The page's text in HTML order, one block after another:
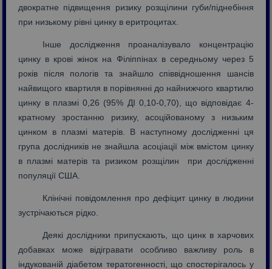
двократне підвищення ризику розщілини губи/піднебіння
при низькому рівні цинку в еритроцитах.
Інше дослідження проаналізувало концентрацію
цинку в крові жінок на Філіппінах в середньому через 5
років після пологів та знайшло співвідношення шансів
найвищого квартиля в порівнянні до найнижчого квартилю
цинку в плазмі 0,26 (95% ДІ 0,10-0,70), що відповідає 4-
кратному зростанню ризику, асоційованому з низьким
цинком в плазмі матерів. В наступному дослідженні ця
група дослідників не знайшла асоціації між вмістом цинку
в плазмі матерів та ризиком розщілин при дослідженні
популяції США.
Клінічні повідомлення про дефіцит цинку в людини
зустрічаються рідко.
Деякі дослідники припускають, що цинк в харчових
добавках може відігравати особливо важливу роль в
індукованій діабетом тератогенності, що спостерігалось у